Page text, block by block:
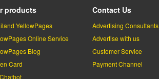
products
YellowPages
Online Service
Blog
Card
Contact Us
Advertising Consultants
Advertise with us
Customer Service
Payment Channel